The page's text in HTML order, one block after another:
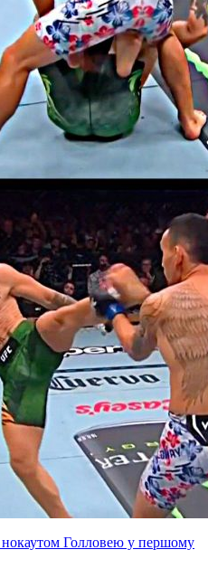
Голловею у першому